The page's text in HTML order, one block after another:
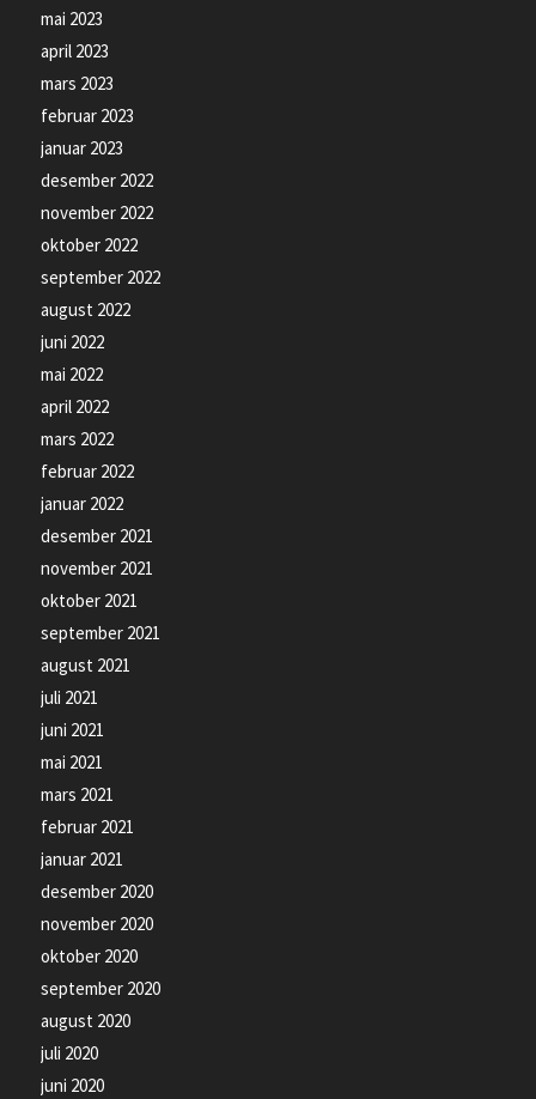
mai 2023
april 2023
mars 2023
februar 2023
januar 2023
desember 2022
november 2022
oktober 2022
september 2022
august 2022
juni 2022
mai 2022
april 2022
mars 2022
februar 2022
januar 2022
desember 2021
november 2021
oktober 2021
september 2021
august 2021
juli 2021
juni 2021
mai 2021
mars 2021
februar 2021
januar 2021
desember 2020
november 2020
oktober 2020
september 2020
august 2020
juli 2020
juni 2020